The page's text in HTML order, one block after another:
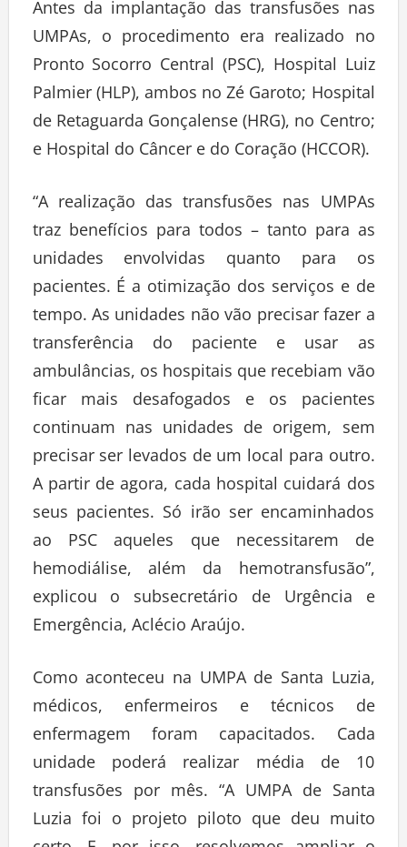
Antes da implantação das transfusões nas
UMPAs, o procedimento era realizado no
Pronto Socorro Central (PSC), Hospital Luiz
Palmier (HLP), ambos no Zé Garoto; Hospital
de Retaguarda Gonçalense (HRG), no Centro;
e Hospital do Câncer e do Coração (HCCOR).
“A realização das transfusões nas UMPAs
traz benefícios para todos – tanto para as
unidades envolvidas quanto para os
pacientes. É a otimização dos serviços e de
tempo. As unidades não vão precisar fazer a
transferência do paciente e usar as
ambulâncias, os hospitais que recebiam vão
ficar mais desafogados e os pacientes
continuam nas unidades de origem, sem
precisar ser levados de um local para outro.
A partir de agora, cada hospital cuidará dos
seus pacientes. Só irão ser encaminhados
ao PSC aqueles que necessitarem de
hemodiálise, além da hemotransfusão”,
explicou o subsecretário de Urgência e
Emergência, Aclécio Araújo.
Como aconteceu na UMPA de Santa Luzia,
médicos, enfermeiros e técnicos de
enfermagem foram capacitados. Cada
unidade poderá realizar média de 10
transfusões por mês. “A UMPA de Santa
Luzia foi o projeto piloto que deu muito